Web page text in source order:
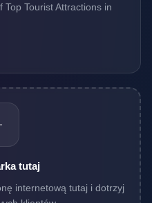
Top Tourist Attractions in
tutaj
internetową tutaj i dotrzyj